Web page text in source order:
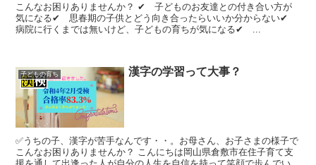
こんなお困りありませんか？ ✔ 子どものお友達との付き合い方が
気になる✔ 思春期の子供とどう向き合ったらいいか分からない✔
病院に行くまでは無いけど、子どもの育ちが気になる✔ ...
子どもの育ち 漢字の学習って大事？
✅うちの子、漢字が苦手なんです・・。お母さん、お子さまの様子で
こんなお困りありませんか？ こんにちは岡山県倉敷市在住子育て支